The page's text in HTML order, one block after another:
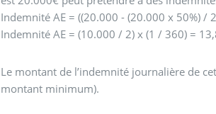
Indemnité AE = ((20.000 - (20.000 x 50%) /
Indemnité AE = (10.000 / 2) x (1 / 360) =
Le montant de l’indemnité journalière de
montant minimum).